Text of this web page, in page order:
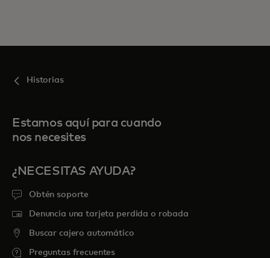
Historias
Estamos aquí para cuando
nos necesites
¿NECESITAS AYUDA?
Obtén soporte
Denuncia una tarjeta perdida o robada
Buscar cajero automático
Preguntas frecuentes